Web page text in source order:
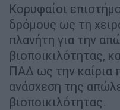
Κορυφαίοι
δρόμους ως τη
πλανήτη για την
βιοποικιλότητας,
ΠΑΔ ως την καίρια
ανάσχεση της
βιοποικιλότητας.